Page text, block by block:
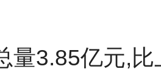
量3.85亿元,